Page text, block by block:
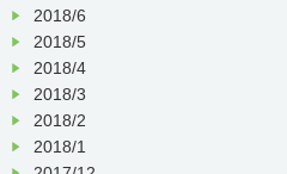
2018/6
2018/5
2018/4
2018/3
2018/2
2018/1